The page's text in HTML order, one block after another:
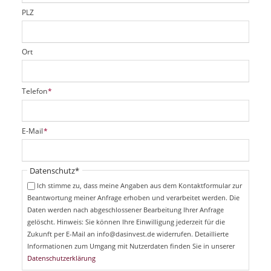
d
PLZ
Ort
P
f
i
c
t
f
Telefon*
P
f
i
E-Mail*
Pflichtfeld
Datenschutz*
Ich stimme zu, dass meine Angaben aus dem Kontaktformular zur
Beantwortung meiner Anfrage erhoben und verarbeitet werden. Die
Daten werden nach abgeschlossener Bearbeitung Ihrer Anfrage
gelöscht. Hinweis: Sie können Ihre Einwilligung jederzeit für die
Zukunft per E-Mail an info@dasinvest.de widerrufen. Detaillierte
Informationen zum Umgang mit Nutzerdaten finden Sie in unserer
Datenschutzerklärung